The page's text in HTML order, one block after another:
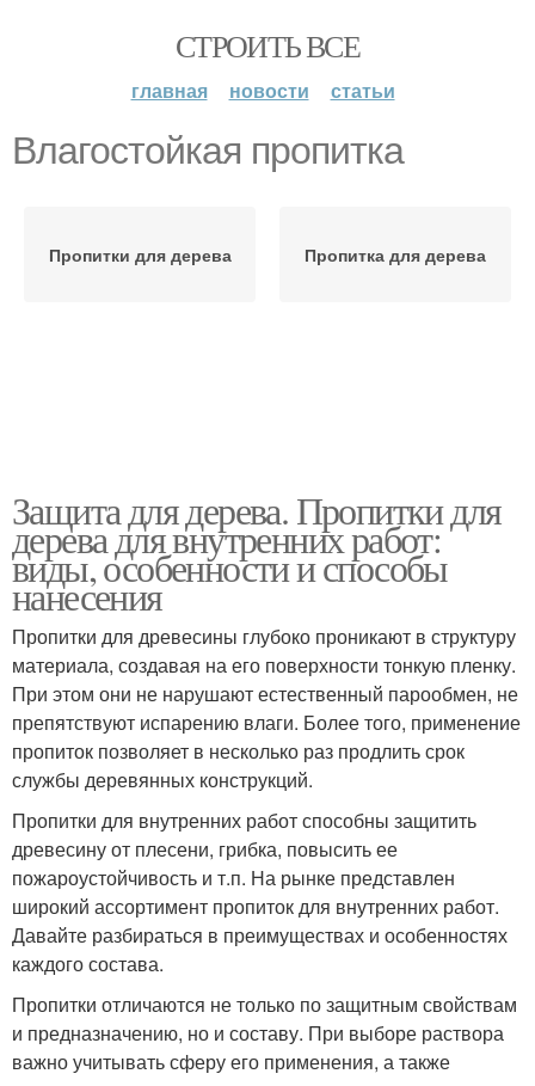
СТРОИТЬ ВСЕ
главная новости статьи
Влагостойкая пропитка
Пропитки для дерева Пропитка для дерева
Защита для дерева. Пропитки для
дерева для внутренних работ:
виды, особенности и способы
нанесения
Пропитки для древесины глубоко проникают в структуру
материала, создавая на его поверхности тонкую пленку.
При этом они не нарушают естественный парообмен, не
препятствуют испарению влаги. Более того, применение
пропиток позволяет в несколько раз продлить срок
службы деревянных конструкций.
Пропитки для внутренних работ способны защитить
древесину от плесени, грибка, повысить ее
пожароустойчивость и т.п. На рынке представлен
широкий ассортимент пропиток для внутренних работ.
Давайте разбираться в преимуществах и особенностях
каждого состава.
Пропитки отличаются не только по защитным свойствам
и предназначению, но и составу. При выборе раствора
важно учитывать сферу его применения, а также